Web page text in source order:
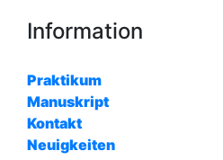
Information
Praktikum
Manuskript
Kontakt
Neuigkeiten